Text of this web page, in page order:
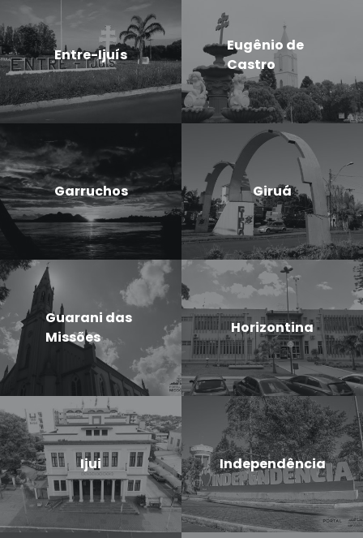
Entre-Ijuís
Eugênio de
Castro
Garruchos Giruá
Guarani das
Missões
Horizontina
Ijui Independência